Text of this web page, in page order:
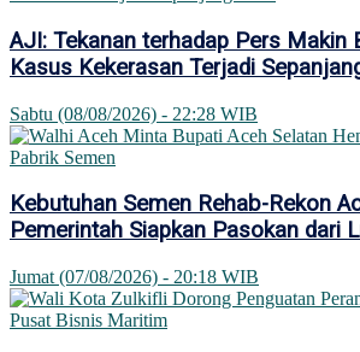
AJI: Tekanan terhadap Pers Makin
Kasus Kekerasan Terjadi
Sabtu (08/08/2026) - 22:28 WIB
Kebutuhan Semen Rehab-Rekon
Pemerintah Siapkan Pasokan dari
Jumat (07/08/2026) - 20:18 WIB